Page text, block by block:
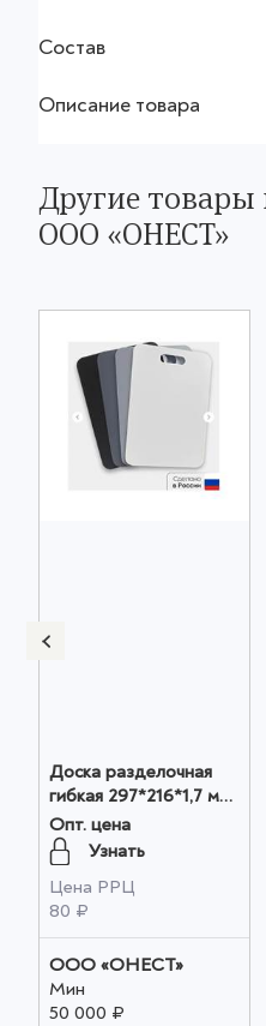
Состав
Описание товара
Другие
ООО «ОНЕСТ»
Доска разделочная
гибкая 297*216*1,7 мм
серый оптом
Опт. цена
Узнать
Цена РРЦ
80 ₽
ООО «ОНЕСТ»
Мин
50 000 ₽